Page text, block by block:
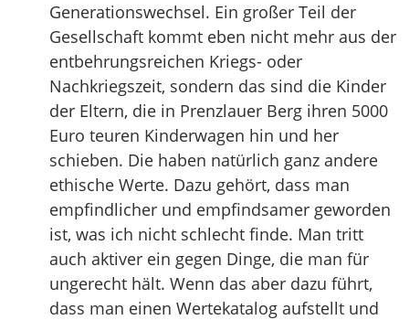
Generationswechsel. Ein großer Teil der
Gesellschaft kommt eben nicht mehr aus der
entbehrungsreichen Kriegs- oder
Nachkriegszeit, sondern das sind die Kinder
der Eltern, die in Prenzlauer Berg ihren 5000
Euro teuren Kinderwagen hin und her
schieben. Die haben natürlich ganz andere
ethische Werte. Dazu gehört, dass man
empfindlicher und empfindsamer geworden
ist, was ich nicht schlecht finde. Man tritt
auch aktiver ein gegen Dinge, die man für
ungerecht hält. Wenn das aber dazu führt,
dass man einen Wertekatalog aufstellt und